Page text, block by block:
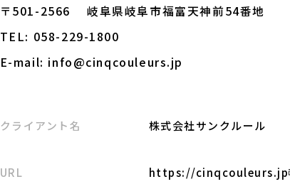
〒501-2566 岐阜県岐阜市福富天神前54番地
TEL: 058-229-1800
E-mail: info@cinqcouleurs.jp
クライアント名 株式会社サンクルール
URL https://cinqcouleurs.jp